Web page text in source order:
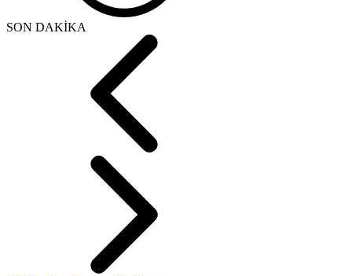
SON DAKİKA